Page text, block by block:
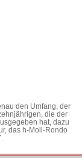
den Umfang, der
die der
hat, dazu
das h-Moll-Rondo